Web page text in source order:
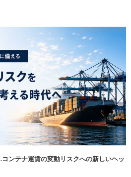
ンテナ運賃の変動リスクへの新しいヘッ